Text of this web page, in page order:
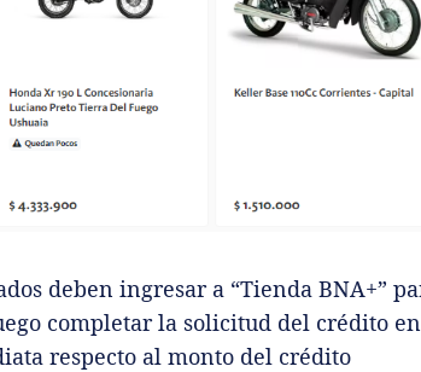
deben ingresar a “Tienda BNA+”
completar la solicitud del crédito en
respecto al monto del crédito